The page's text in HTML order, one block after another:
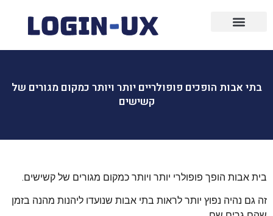
בתי אבות הופכים פופולריים יותר ויותר כמקום מגורים של
קשישים
בית אבות הופך פופולרי יותר ויותר כמקום מגורים של קשישים.
זה גם נהיה נפוץ יותר לראות בתי אבות שנועדו ליהנות מהנה בזמן